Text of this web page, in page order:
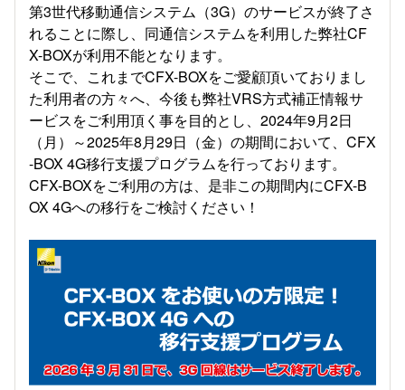
第3世代移動通信システム（3G）のサービスが終了さ
れることに際し、同通信システムを利用した弊社CF
X-BOXが利用不能となります。
そこで、これまでCFX-BOXをご愛顧頂いておりまし
た利用者の方々へ、今後も弊社VRS方式補正情報サ
ービスをご利用頂く事を目的とし、2024年9月2日
（月）～2025年8月29日（金）の期間において、CFX
-BOX 4G移行支援プログラムを行っております。
CFX-BOXをご利用の方は、是非この期間内にCFX-B
OX 4Gへの移行をご検討ください！